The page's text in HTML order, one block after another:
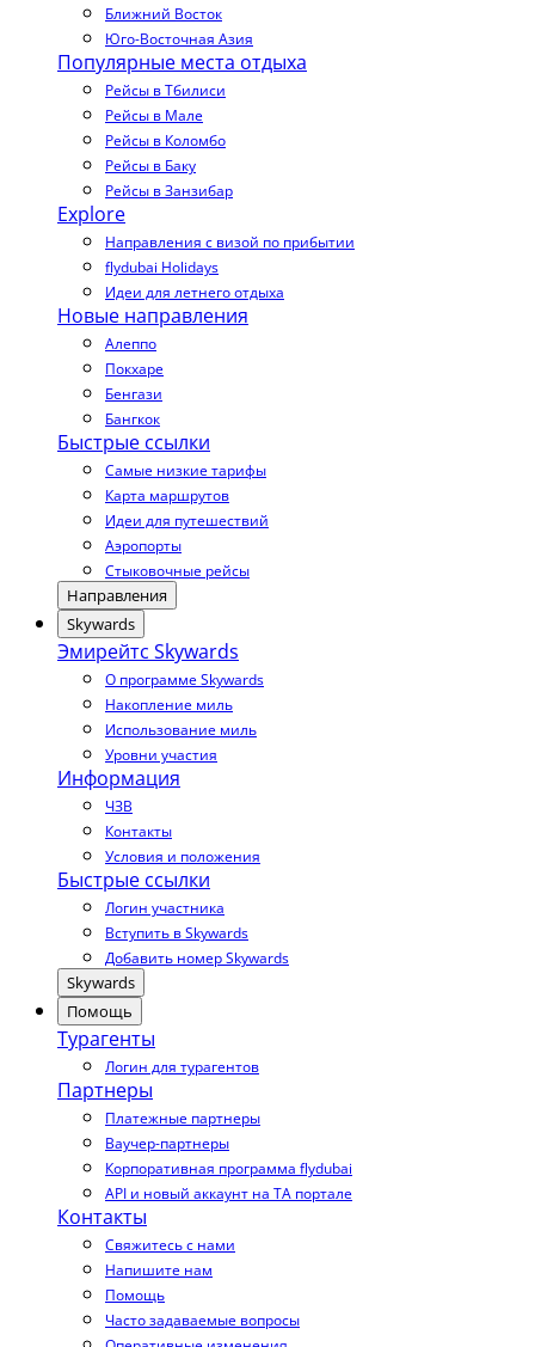
Ближний Восток
Юго-Восточная Азия
Популярные места отдыха
Рейсы в Тбилиси
Рейсы в Мале
Рейсы в Коломбо
Рейсы в Баку
Рейсы в Занзибар
Explore
Направления с визой по прибытии
flydubai Holidays
Идеи для летнего отдыха
Новые направления
Алеппо
Покхаре
Бенгази
Бангкок
Быстрые ссылки
Самые низкие тарифы
Карта маршрутов
Идеи для путешествий
Аэропорты
Стыковочные рейсы
Направления
Skywards
Эмирейтс Skywards
О программе Skywards
Накопление миль
Использование миль
Уровни участия
Информация
ЧЗВ
Контакты
Условия и положения
Быстрые ссылки
Логин участника
Вступить в Skywards
Добавить номер Skywards
Skywards
Помощь
Турагенты
Логин для турагентов
Партнеры
Платежные партнеры
Ваучер-партнеры
Корпоративная программа flydubai
API и новый аккаунт на TA портале
Контакты
Свяжитесь с нами
Напишите нам
Помощь
Часто задаваемые вопросы